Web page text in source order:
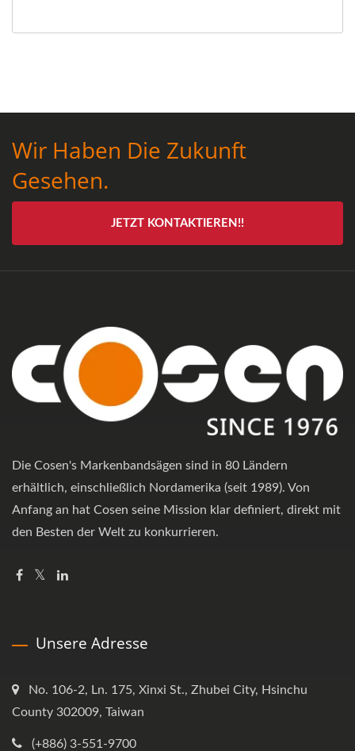
Wir Haben Die Zukunft
Gesehen.
JETZT KONTAKTIEREN!!
Die Cosen's Markenbandsägen sind in 80 Ländern
erhältlich, einschließlich Nordamerika (seit 1989). Von
Anfang an hat Cosen seine Mission klar definiert, direkt mit
den Besten der Welt zu konkurrieren.
Unsere Adresse
No. 106-2, Ln. 175, Xinxi St., Zhubei City, Hsinchu
County 302009, Taiwan
(+886) 3-551-9700